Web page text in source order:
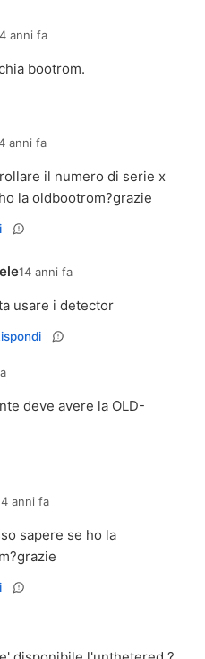
anni fa
bootrom.
anni fa
il numero di serie x
la oldbootrom?grazie
14 anni fa
usare i detector
deve avere la OLD-
anni fa
sapere se ho la